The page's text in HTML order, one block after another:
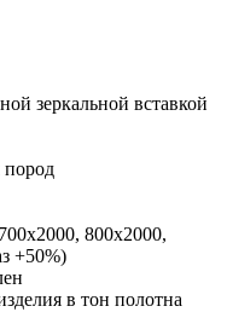
зеркальной вставкой
пород
800х2000,
+50%)
в тон полотна